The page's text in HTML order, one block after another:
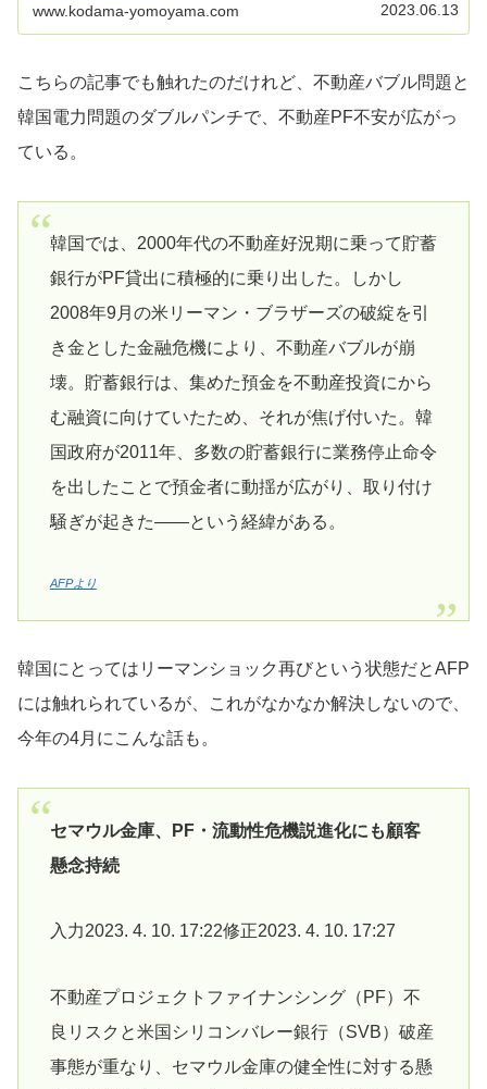
www.kodama-yomoyama.com 2023.06.13
こちらの記事でも触れたのだけれど、不動産バブル問題と
韓国電力問題のダブルパンチで、不動産PF不安が広がっ
ている。
韓国では、2000年代の不動産好況期に乗って貯蓄
銀行がPF貸出に積極的に乗り出した。しかし
2008年9月の米リーマン・ブラザーズの破綻を引
き金とした金融危機により、不動産バブルが崩
壊。貯蓄銀行は、集めた預金を不動産投資にから
む融資に向けていたため、それが焦げ付いた。韓
国政府が2011年、多数の貯蓄銀行に業務停止命令
を出したことで預金者に動揺が広がり、取り付け
騒ぎが起きた――という経緯がある。
AFPより
韓国にとってはリーマンショック再びという状態だとAFP
には触れられているが、これがなかなか解決しないので、
今年の4月にこんな話も。
セマウル金庫、PF・流動性危機説進化にも顧客
懸念持続
入力2023. 4. 10. 17:22修正2023. 4. 10. 17:27
不動産プロジェクトファイナンシング（PF）不
良リスクと米国シリコンバレー銀行（SVB）破産
事態が重なり、セマウル金庫の健全性に対する懸